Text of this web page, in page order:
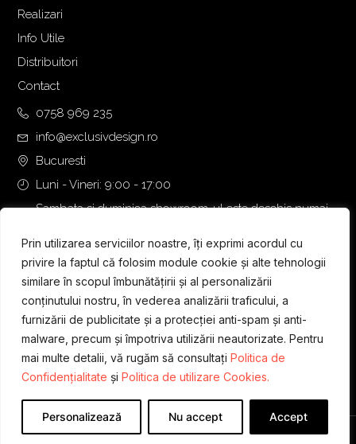
Prin utilizarea serviciilor noastre, îți exprimi acordul cu
privire la faptul că folosim module cookie și alte tehnologii
similare în scopul îmbunătățirii și al personalizării
conținutului nostru, în vederea analizării traficului, a
furnizării de publicitate și a protecției anti-spam și anti-
malware, precum și împotriva utilizării neautorizate. Pentru
mai multe detalii, vă rugăm să consultați Politica de
Confidențialitate și Politica de utilizare Cookies.
Personalizează Nu accept Accept
Realizari
Info Utile
Distribuitori
Contact
0758 969 235
info@exclusivdesign.ro
Bucuresti
Luni - Vineri: 9:00 - 17:00
Sambata si duminica showroom-ul este deschis numai
Designed & Developed byWEDEV IT